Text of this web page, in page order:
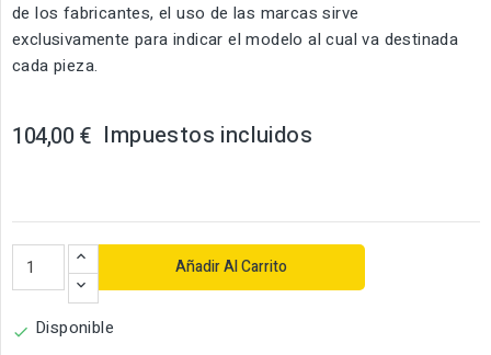
de los fabricantes, el uso de las marcas sirve
exclusivamente para indicar el modelo al cual va destinada
cada pieza.
104,00 € Impuestos incluidos
Añadir Al Carrito
 Disponible